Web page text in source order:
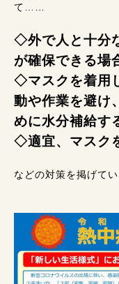
て……
◇外で人と十分
が確保できる場
◇マスクを着用
動や作業を避け
めに水分補給す
◇適宜、マスク
などの対策を掲げてい